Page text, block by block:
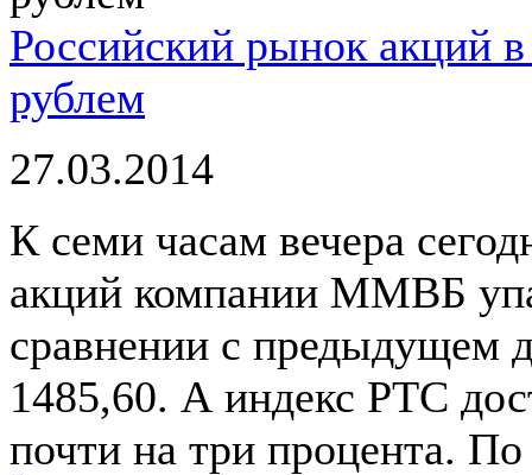
Российский рынок акций в
рублем
27.03.2014
К семи часам вечера
акций компании ММВБ
сравнении с предыдущем
1485,60. А индекс РТС
почти на три процента.